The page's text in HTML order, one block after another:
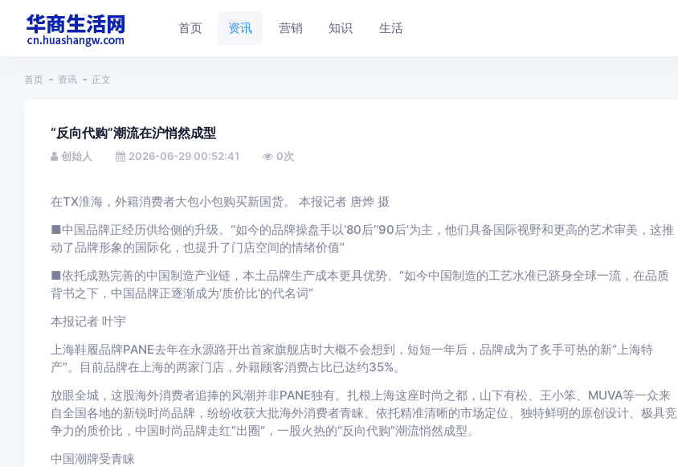
首页 资讯 营销 知识 生活
首页 资讯 正文
“反向代购”潮流在沪悄然成型
创始人 2026-06-29 00:52:41 0次
在TX淮海，外籍消费者大包小包购买新国货。 本报记者 唐烨 摄
■中国品牌正经历供给侧的升级。“如今的品牌操盘手以‘80后’‘90后’为主，他们具备国际视野和更高的艺术审美，这推
动了品牌形象的国际化，也提升了门店空间的情绪价值”
■依托成熟完善的中国制造产业链，本土品牌生产成本更具优势。“如今中国制造的工艺水准已跻身全球一流，在品质
背书之下，中国品牌正逐渐成为‘质价比’的代名词”
本报记者 叶宇
上海鞋履品牌PANE去年在永源路开出首家旗舰店时大概不会想到，短短一年后，品牌成为了炙手可热的新“上海特
产”。目前品牌在上海的两家门店，外籍顾客消费占比已达约35%。
放眼全城，这股海外消费者追捧的风潮并非PANE独有。扎根上海这座时尚之都，山下有松、王小笨、MUVA等一众来
自全国各地的新锐时尚品牌，纷纷收获大批海外消费者青睐。依托精准清晰的市场定位、独特鲜明的原创设计、极具竞
争力的质价比，中国时尚品牌走红“出圈”，一股火热的“反向代购”潮流悄然成型。
中国潮牌受青睐